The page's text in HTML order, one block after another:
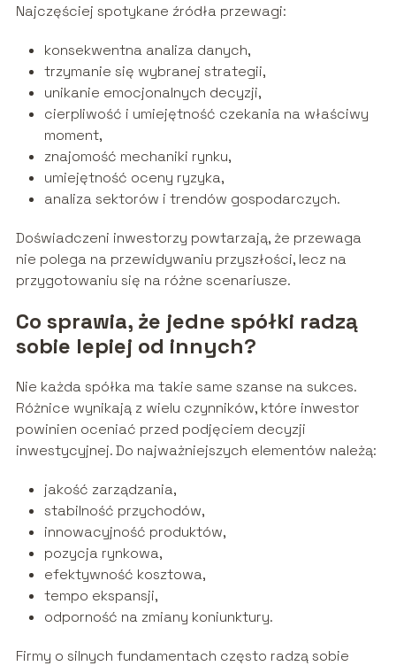
Najczęściej spotykane źródła przewagi:
konsekwentna analiza danych,
trzymanie się wybranej strategii,
unikanie emocjonalnych decyzji,
cierpliwość i umiejętność czekania na właściwy
moment,
znajomość mechaniki rynku,
umiejętność oceny ryzyka,
analiza sektorów i trendów gospodarczych.
Doświadczeni inwestorzy powtarzają, że przewaga
nie polega na przewidywaniu przyszłości, lecz na
przygotowaniu się na różne scenariusze.
Co sprawia, że jedne spółki radzą
sobie lepiej od innych?
Nie każda spółka ma takie same szanse na sukces.
Różnice wynikają z wielu czynników, które inwestor
powinien oceniać przed podjęciem decyzji
inwestycyjnej. Do najważniejszych elementów należą:
jakość zarządzania,
stabilność przychodów,
innowacyjność produktów,
pozycja rynkowa,
efektywność kosztowa,
tempo ekspansji,
odporność na zmiany koniunktury.
Firmy o silnych fundamentach często radzą sobie